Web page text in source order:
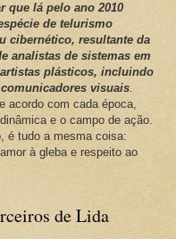
que lá pelo ano 2010
de telurismo
cibernético, resultante da
analistas de sistemas em
plásticos, incluindo
visuais.
acordo com cada época,
e o campo de ação.
é tudo a mesma coisa:
à gleba e respeito ao
de Lida